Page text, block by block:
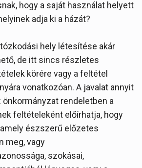
hogy a saját használat helyett
adja ki a házát?
hely létesítése akár
de itt sincs részletes
körére vagy a feltétel
vonatkozóan. A javalat annyit
önkormányzat rendeletben a
feltételeként előírhatja, hogy
észszerű előzetes
meg, vagy
szokásai,